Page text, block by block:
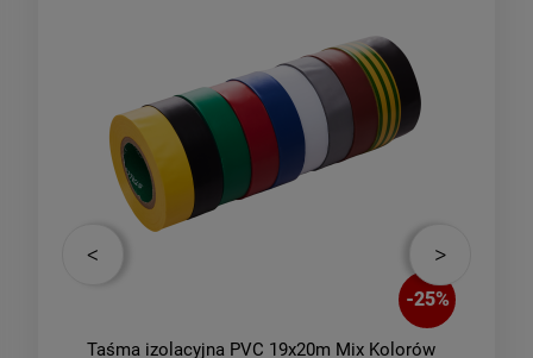
-25%
Taśma izolacyjna PVC 19x20m Mix Kolorów